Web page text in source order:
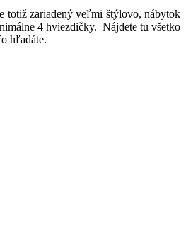
totiž zariadený veľmi štýlovo, nábytok
4 hviezdičky. Nájdete tu všetko
hľadáte.